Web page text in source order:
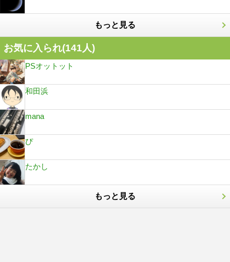
もっと見る
お気に入られ(141人)
PSオットット
和田浜
mana
ぴ
たかし
もっと見る